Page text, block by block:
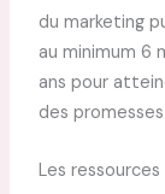
du marketing
au minimum 6
ans pour
des
Les